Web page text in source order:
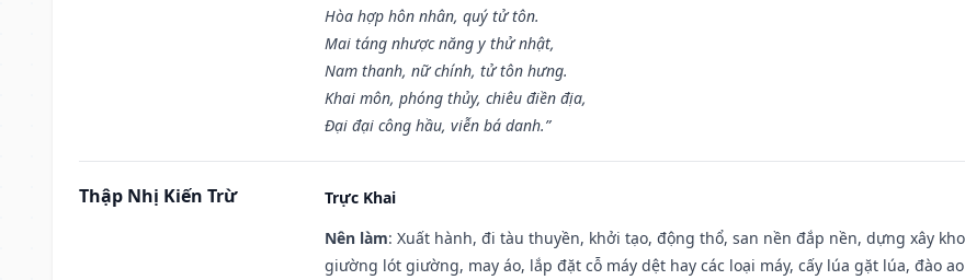
Hòa hợp hôn nhân, quý tử tôn.
Mai táng nhược năng y thử nhật,
Nam thanh, nữ chính, tử tôn hưng.
Khai môn, phóng thủy, chiêu điền địa,
Đại đại công hầu, viễn bá danh.”
Thập Nhị Kiến Trừ
Trực Khai
Nên làm: Xuất hành, đi tàu thuyền, khởi tạo, động thổ, san nền đắp nền, dựng xây
giường lót giường, may áo, lắp đặt cỗ máy dệt hay các loại máy, cấy lúa gặt lúa, đào